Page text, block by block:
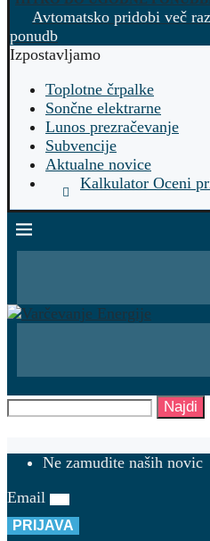
Avtomatsko pridobi več
ponudb
Izpostavljamo
Toplotne črpalke
Sončne elektrarne
Lunos prezračevanje
Subvencije
Aktualne novice
Kalkulator Oceni
Najdi
Ne zamudite naših novic
Email
PRIJAVA